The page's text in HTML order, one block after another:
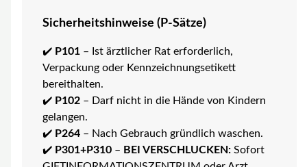
Sicherheitshinweise (P-Sätze)
✔️ P101– Ist ärztlicher Rat erforderlich,
Verpackung oder Kennzeichnungsetikett
bereithalten.
✔️ P102– Darf nicht in die Hände von Kindern
gelangen.
✔️ P264– Nach Gebrauch gründlich waschen.
✔️ P301+P310– BEI VERSCHLUCKEN:Sofort